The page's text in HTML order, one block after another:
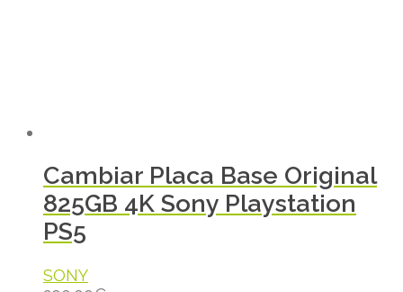
Cambiar Placa Base Original
825GB 4K Sony Playstation
PS5
SONY